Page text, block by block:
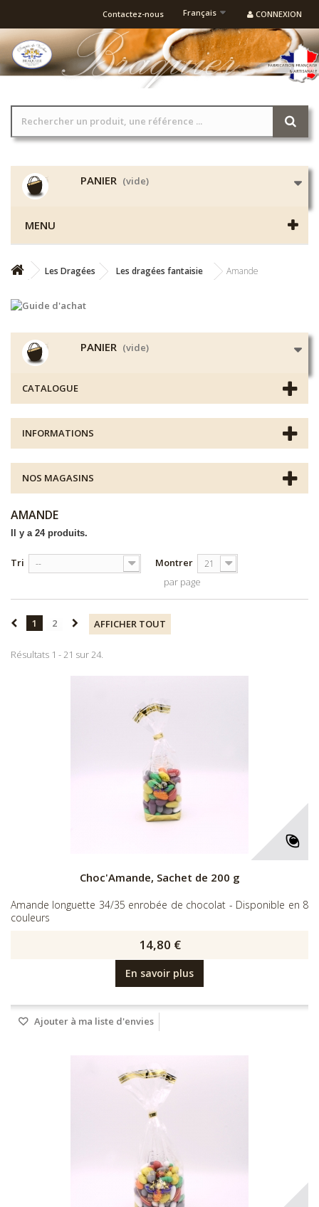
CONNEXION
Français
Contactez-nous
PANIER (vide)
MENU
Les Dragées Les dragées fantaisie Amande
PANIER (vide)
CATALOGUE
INFORMATIONS
NOS MAGASINS
AMANDE
Il y a 24 produits.
Tri -- Montrer 21
par page
AFFICHER TOUT
1 2
Résultats 1 - 21 sur 24.
Choc'Amande, Sachet de 200 g
Amande longuette 34/35 enrobée de chocolat - Disponible en 8
couleurs
14,80 €
En savoir plus
Ajouter à ma liste d'envies